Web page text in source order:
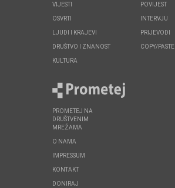
VIJESTI
OSVRTI
LJUDI I KRAJEVI
DRUŠTVO I ZNANOST
KULTURA
POVIJEST
INTERVJU
PRIJEVODI
COPY/PASTE
PROMETEJ NA
DRUŠTVENIM
MREŽAMA
O NAMA
IMPRESSUM
KONTAKT
DONIRAJ